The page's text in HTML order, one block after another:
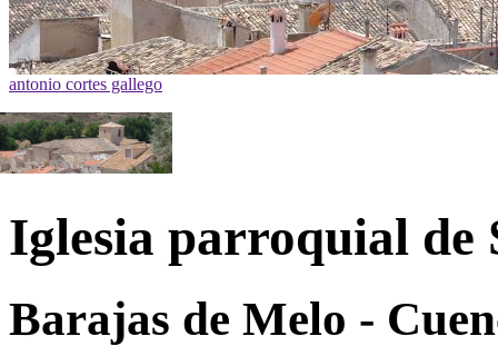
antonio cortes gallego
Iglesia parroquial de
Barajas de Melo -